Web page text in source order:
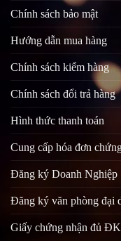
Chính sách bảo mật
Hướng dẫn mua hàng
Chính sách kiểm hàng
Chính sách đổi trả hàng
Hình thức thanh toán
Cung cấp hóa đơn
Đăng ký Doanh Nghiệp
Đăng ký văn phòng đại
Giấy chứng nhận đủ